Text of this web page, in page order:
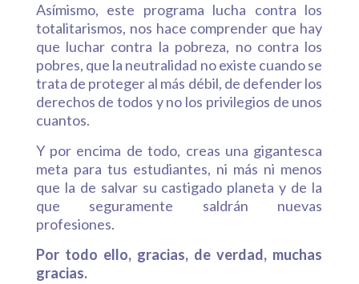
Asímismo, este programa lucha contra los
totalitarismos, nos hace comprender que hay
que luchar contra la pobreza, no contra los
pobres, que la neutralidad no existe cuando se
trata de proteger al más débil, de defender los
derechos de todos y no los privilegios de unos
cuantos.
Y por encima de todo, creas una gigantesca
meta para tus estudiantes, ni más ni menos
que la de salvar su castigado planeta y de la
que seguramente saldrán nuevas
profesiones.
Por todo ello, gracias, de verdad, muchas
gracias.